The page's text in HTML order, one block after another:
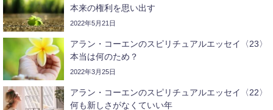
本来の権利を思い出す
2022年5月21日
アラン・コーエンのスピリチュアルエッセイ〈23〉
本当は何のため？
2022年3月25日
アラン・コーエンのスピリチュアルエッセイ〈22〉
何も新しさがなくていい年